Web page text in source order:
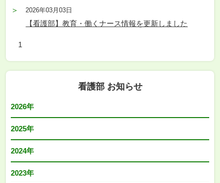
2026年03月03日
【看護部】教育・働くナース情報を更新しました
1
看護部 お知らせ
2026年
2025年
2024年
2023年